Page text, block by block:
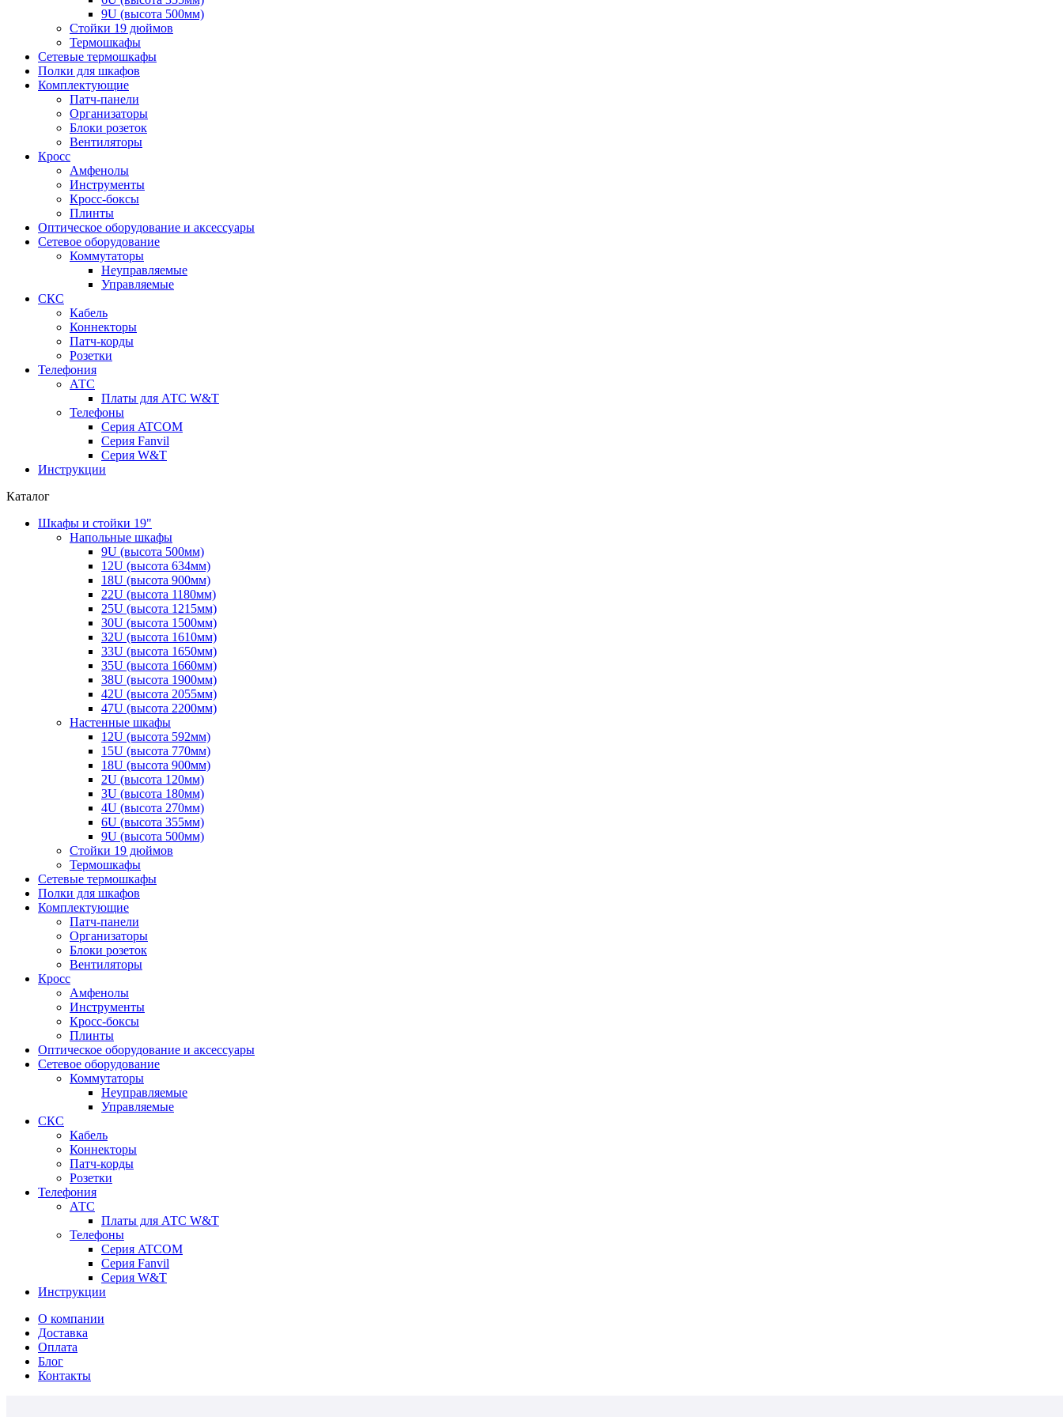
9U (высота 500мм)
Стойки 19 дюймов
Термошкафы
Сетевые термошкафы
Полки для шкафов
Комплектующие
Патч-панели
Организаторы
Блоки розеток
Вентиляторы
Кросс
Амфенолы
Инструменты
Кросс-боксы
Плинты
Оптическое оборудование и аксессуары
Сетевое оборудование
Коммутаторы
Неуправляемые
Управляемые
СКС
Кабель
Коннекторы
Патч-корды
Розетки
Телефония
АТС
Платы для АТС W&T
Телефоны
Серия ATCOM
Серия Fanvil
Серия W&T
Инструкции
Каталог
Шкафы и стойки 19"
Напольные шкафы
9U (высота 500мм)
12U (высота 634мм)
18U (высота 900мм)
22U (высота 1180мм)
25U (высота 1215мм)
30U (высота 1500мм)
32U (высота 1610мм)
33U (высота 1650мм)
35U (высота 1660мм)
38U (высота 1900мм)
42U (высота 2055мм)
47U (высота 2200мм)
Настенные шкафы
12U (высота 592мм)
15U (высота 770мм)
18U (высота 900мм)
2U (высота 120мм)
3U (высота 180мм)
4U (высота 270мм)
6U (высота 355мм)
9U (высота 500мм)
Стойки 19 дюймов
Термошкафы
Сетевые термошкафы
Полки для шкафов
Комплектующие
Патч-панели
Организаторы
Блоки розеток
Вентиляторы
Кросс
Амфенолы
Инструменты
Кросс-боксы
Плинты
Оптическое оборудование и аксессуары
Сетевое оборудование
Коммутаторы
Неуправляемые
Управляемые
СКС
Кабель
Коннекторы
Патч-корды
Розетки
Телефония
АТС
Платы для АТС W&T
Телефоны
Серия ATCOM
Серия Fanvil
Серия W&T
Инструкции
О компании
Доставка
Оплата
Блог
Контакты